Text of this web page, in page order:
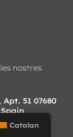
nostres
51 07680
Catalan